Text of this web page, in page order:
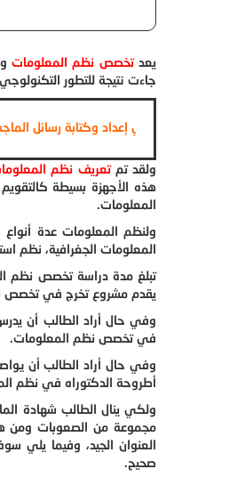
يعدتخصص نظم المعلومات
جاءت نتيجة للتطور
| المساعدة في إعداد
ولقد تمتعريف نظم
هذه الأجهزة بسيطة
المعلومات.
ولنظم المعلومات عدة أنواع
المعلومات الجغرافية، نظم
تبلغ مدة دراسة تخصص نظم
يقدم مشروع تخرج في تخصص
وفي حال أراد الطالب أن
في تخصص نظم المعلومات.
وفي حال أراد الطالب أن
أطروحة الدكتوراه في نظم
ولكي ينال الطالب شهادة
مجموعة من الصعوبات ومن
العنوان الجيد، وفيما يلي
صحيح.